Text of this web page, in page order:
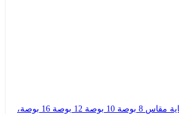
رأس دش مربع رفيع للغاية مقاس 8 بوصة 10 بوصة 12 بوصة 16 بوصة،